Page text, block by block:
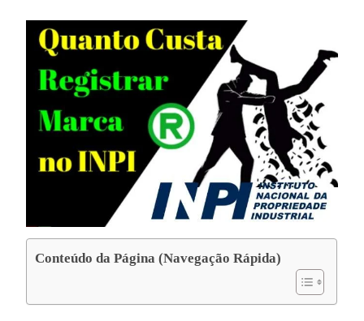
Conteúdo da Página (Navegação Rápida)